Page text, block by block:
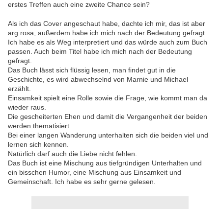
erstes Treffen auch eine zweite Chance sein?
Als ich das Cover angeschaut habe, dachte ich mir, das ist aber
arg rosa, außerdem habe ich mich nach der Bedeutung gefragt.
Ich habe es als Weg interpretiert und das würde auch zum Buch
passen. Auch beim Titel habe ich mich nach der Bedeutung
gefragt.
Das Buch lässt sich flüssig lesen, man findet gut in die
Geschichte, es wird abwechselnd von Marnie und Michael
erzählt.
Einsamkeit spielt eine Rolle sowie die Frage, wie kommt man da
wieder raus.
Die gescheiterten Ehen und damit die Vergangenheit der beiden
werden thematisiert.
Bei einer langen Wanderung unterhalten sich die beiden viel und
lernen sich kennen.
Natürlich darf auch die Liebe nicht fehlen.
Das Buch ist eine Mischung aus tiefgründigen Unterhalten und
ein bisschen Humor, eine Mischung aus Einsamkeit und
Gemeinschaft. Ich habe es sehr gerne gelesen.